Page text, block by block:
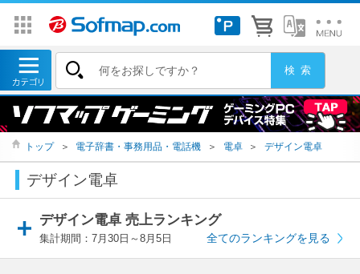
トップ ＞ 電子辞書・事務用品・電話機 ＞ 電卓 ＞ デザイン電卓
デザイン電卓
デザイン電卓 売上ランキング
集計期間：7月30日～8月5日 全てのランキングを見る